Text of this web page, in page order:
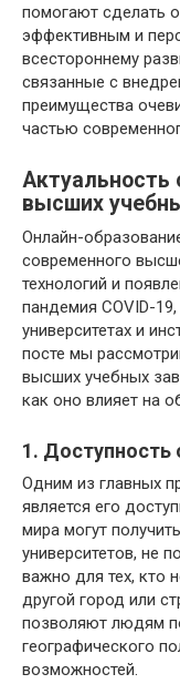
помогают сделать
эффективным и
всестороннему
связанные с
преимущества
частью
Актуальность
высших
Онлайн-
современного
технологий и
пандемия COVID-
университетах и
посте мы
высших учебных
как оно влияет на
1. Доступность
Одним из главных
является его
мира могут
университетов, не
важно для тех, кто
другой город или
позволяют людям
географического
возможностей.